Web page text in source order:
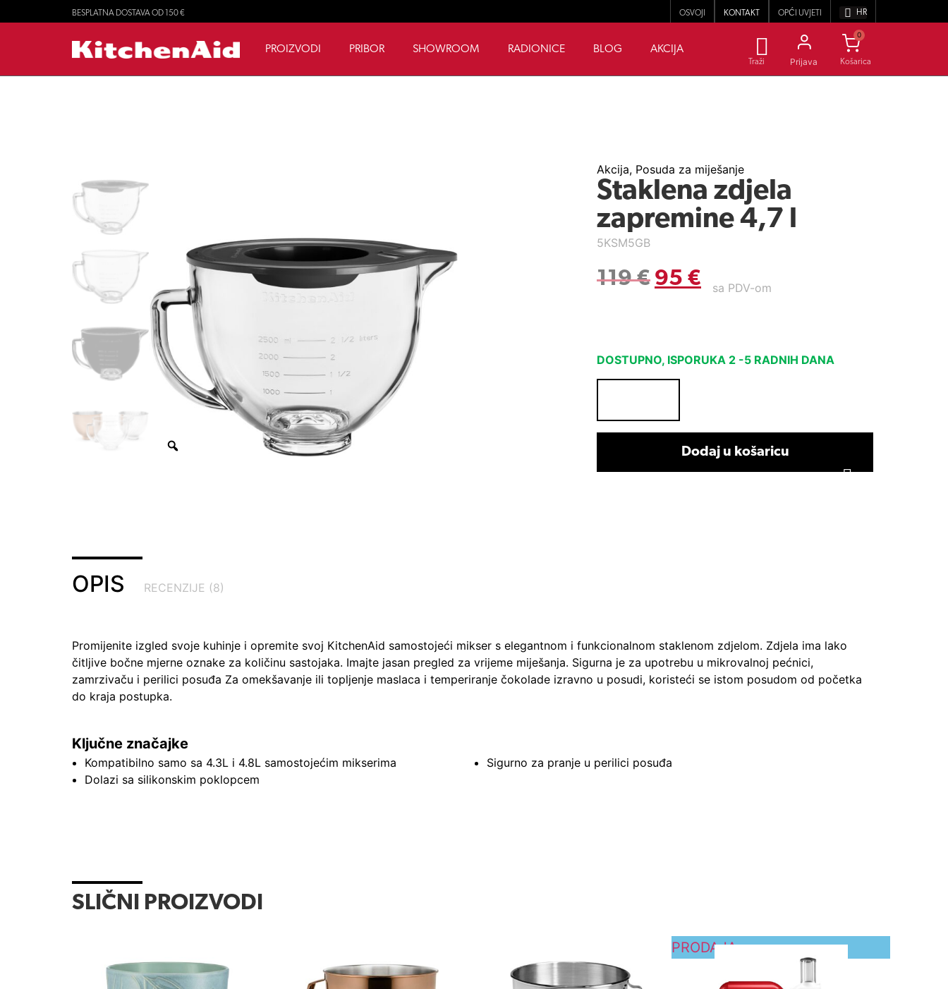
BESPLATNA DOSTAVA OD 150 € OSVOJI KONTAKT OPĆI UVJETI HR
PROIZVODI PRIBOR SHOWROOM RADIONICE BLOG AKCIJA
Traži Prijava
0
Akcija, Posuda za miješanje
Staklena zdjela
zapremine 4,7 l
5KSM5GB
119€ 95 € sa PDV-om
DOSTUPNO, ISPORUKA 2 -5 RADNIH DANA
Dodaj u košaricu
OPIS RECENZIJE (8)
Promijenite izgled svoje kuhinje i opremite svoj KitchenAid samostojeći mikser s elegantnom i funkcionalnom staklenom zdjelom. Zdjela ima lako
čitljive bočne mjerne oznake za količinu sastojaka. Imajte jasan pregled za vrijeme miješanja. Sigurna je za upotrebu u mikrovalnoj pećnici,
zamrzivaču i perilici posuđa Za omekšavanje ili topljenje maslaca i temperiranje čokolade izravno u posudi, koristeći se istom posudom od početka
do kraja postupka.
Ključne značajke
Kompatibilno samo sa 4.3L i 4.8L samostojećim mikserima
Dolazi sa silikonskim poklopcem
Sigurno za pranje u perilici posuđa
SLIČNI PROIZVODI
PRODAJA